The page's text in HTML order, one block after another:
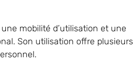
mobilité d’utilisation et une
Son utilisation offre plusieurs